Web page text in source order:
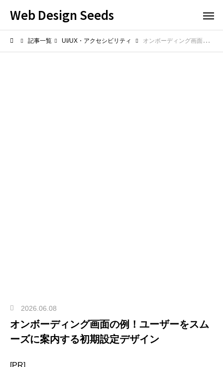
Web Design Seeds
記事一覧 UI/UX・アクセシビリティ オンボーディング画面の例！ユーザーをスムーズに案内する初期設定デザイン
2026.06.08
オンボーディング画面の例！ユーザーをスム
ーズに案内する初期設定デザイン
[PR]